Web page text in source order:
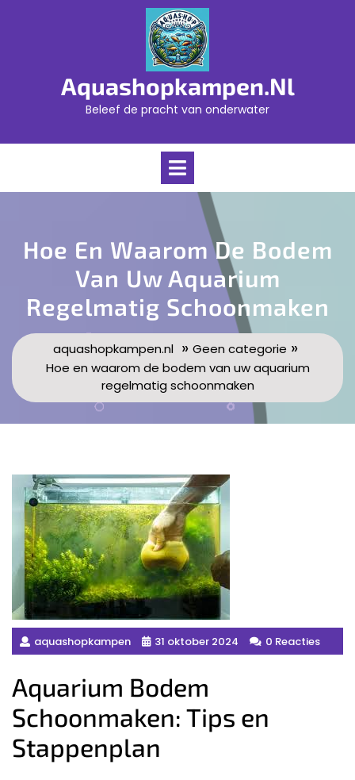
Aquashopkampen.nl
Beleef de pracht van onderwater
Open
Hoe En Waarom De Bodem
Van Uw Aquarium
Regelmatig Schoonmaken
aquashopkampen.nl » Geen categorie »
Hoe en waarom de bodem van uw aquarium
regelmatig schoonmaken
aquashopkampen 31 oktober 2024 0 Reacties
Aquarium Bodem
Schoonmaken: Tips en
Stappenplan